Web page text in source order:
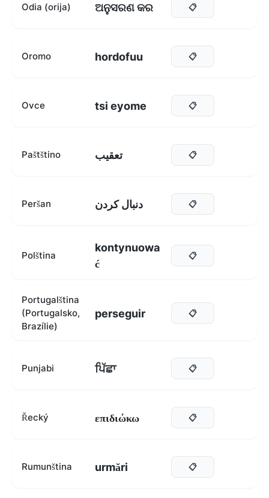
Odia (orija) ଅନୁସରଣ କର 📋
Oromo hordofuu 📋
Ovce tsi eyome 📋
Paštštino تعقیب 📋
Peršan دنبال کردن 📋
Polština
kontynuowa
ć
📋
Portugalština
(Portugalsko,
Brazílie)
perseguir 📋
Punjabi ਪਿੱਛਾ 📋
Řecký επιδιώκω 📋
Rumunština urmări 📋